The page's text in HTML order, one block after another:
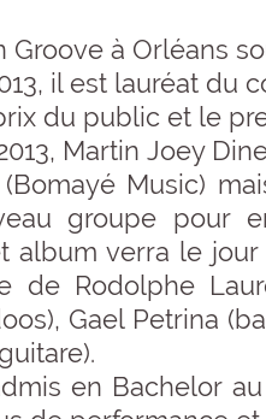
Groove à Orléans
il est lauréat du
du public et le
Martin Joey
Music)
groupe pour
album verra le jour
de Rodolphe
Gael Petrina
en Bachelor